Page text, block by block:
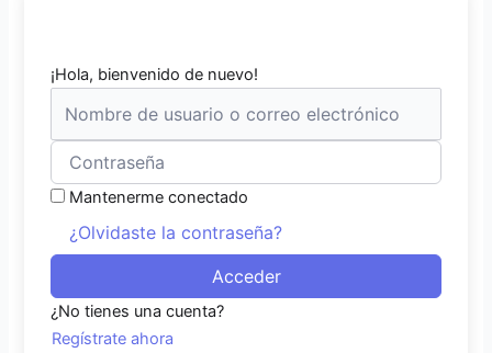
¡Hola, bienvenido de nuevo!
Mantenerme conectado
¿Olvidaste la contraseña?
Acceder
¿No tienes una cuenta?
Regístrate ahora